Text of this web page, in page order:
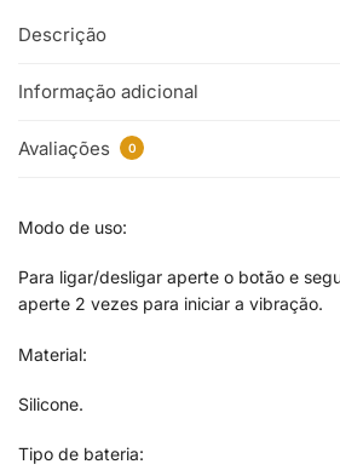
Descrição
Informação adicional
Avaliações 0
Modo de uso:
Para ligar/desligar aperte o botão e
aperte 2 vezes para iniciar a vibração.
Material:
Silicone.
Tipo de bateria: